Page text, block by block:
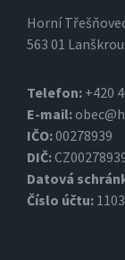
Horní
563 01
Telefon: +420
E-mail:
IČO:00278939
DIČ:
Datová
Číslo účtu: